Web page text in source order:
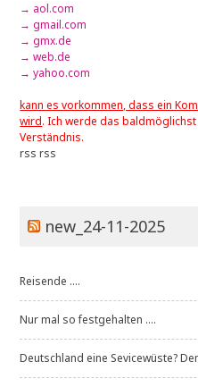
→ aol.com
→ gmail.com
→ gmx.de
→ web.de
→ yahoo.com
kann es vorkommen, dass ein
wird. Ich werde das
Verständnis.
rss rss
new_24-11-2025
Reisende ....
Nur mal so festgehalten ....
Deutschland eine Sevicewüste?